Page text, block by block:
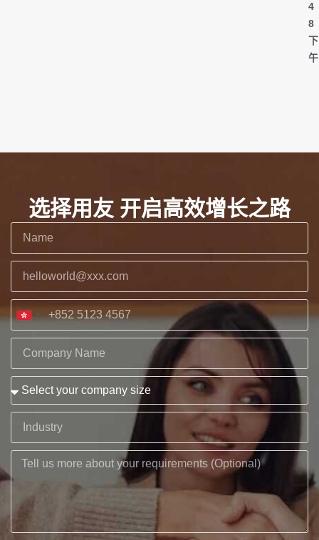
4
8
下
午
选择用友 开启高效增长之路
Hong
Kong
SAR
China